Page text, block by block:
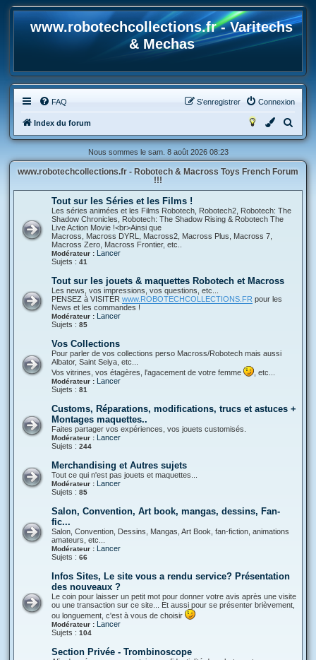
www.robotechcollections.fr - Varitechs
& Mechas
FAQ Connexion
S’enregistrer
Index du forum
e
h
e
Nous sommes le sam. 8 août 2026 08:23
www.robotechcollections.fr - Robotech & Macross Toys French Forum
!!!
Tout sur les Séries et les Films !
Les séries animées et les Films Robotech, Robotech2, Robotech: The
Shadow Chronicles, Robotech: The Shadow Rising & Robotech The
Live Action Movie !<br>Ainsi que
Macross, Macross DYRL, Macross2, Macross Plus, Macross 7,
Macross Zero, Macross Frontier, etc..
Modérateur : Lancer
Sujets : 41
Tout sur les jouets & maquettes Robotech et Macross
Les news, vos impressions, vos questions, etc...
PENSEZ à VISITER www.ROBOTECHCOLLECTIONS.FR pour les
News et les commandes !
Modérateur : Lancer
Sujets : 85
Vos Collections
Pour parler de vos collections perso Macross/Robotech mais aussi
Albator, Saint Seiya, etc...
Vos vitrines, vos étagères, l'agacement de votre femme
, etc...
Modérateur : Lancer
Sujets : 81
Customs, Réparations, modifications, trucs et astuces +
Montages maquettes..
Faites partager vos expériences, vos jouets customisés.
Modérateur : Lancer
Sujets : 244
Merchandising et Autres sujets
Tout ce qui n'est pas jouets et maquettes...
Modérateur : Lancer
Sujets : 85
Salon, Convention, Art book, mangas, dessins, Fan-
fic...
Salon, Convention, Dessins, Mangas, Art Book, fan-fiction, animations
amateurs, etc...
Modérateur : Lancer
Sujets : 66
Infos Sites, Le site vous a rendu service? Présentation
des nouveaux ?
Le coin pour laisser un petit mot pour donner votre avis après une visite
ou une transaction sur ce site... Et aussi pour se présenter brièvement,
ou longuement, c'est à vous de choisir
Modérateur : Lancer
Sujets : 104
Section Privée - Trombinoscope